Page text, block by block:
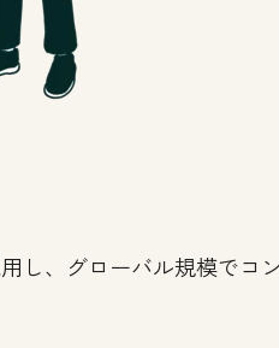
、グローバル規模でコ